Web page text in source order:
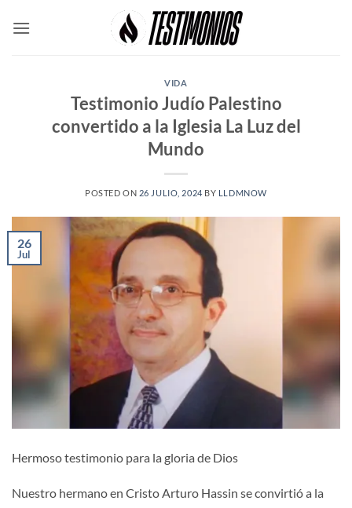
VIDA
Testimonio Judío Palestino
convertido a la Iglesia La Luz del
Mundo
POSTED ON 26 JULIO, 2024 BY LLDMNOW
26
Jul
Hermoso testimonio para la gloria de Dios
Nuestro hermano en Cristo Arturo Hassin se convirtió a la